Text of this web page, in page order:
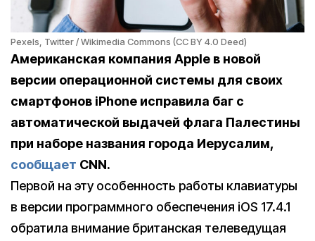
Pexels, Twitter / Wikimedia Commons (CC BY 4.0 Deed)
Американская компания Apple в новой
версии операционной системы для своих
смартфонов iPhone исправила баг с
автоматической выдачей флага Палестины
при наборе названия города Иерусалим,
сообщает CNN.
Первой на эту особенность работы клавиатуры
в версии программного обеспечения iOS 17.4.1
обратила внимание британская телеведущая